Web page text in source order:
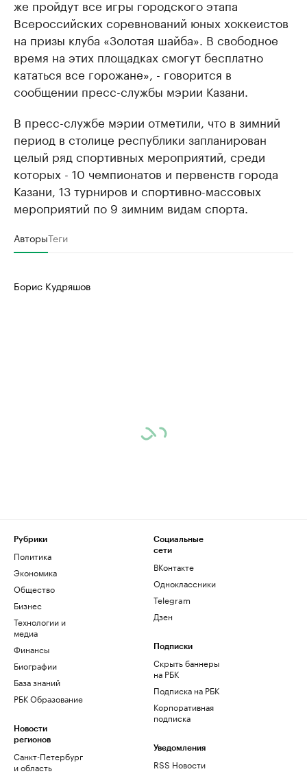
же пройдут все игры городского этапа
Всероссийских соревнований юных хоккеистов
на призы клуба «Золотая шайба». В свободное
время на этих площадках смогут бесплатно
кататься все горожане», - говорится в
сообщении пресс-службы мэрии Казани.
В пресс-службе мэрии отметили, что в зимний
период в столице республики запланирован
целый ряд спортивных мероприятий, среди
которых - 10 чемпионатов и первенств города
Казани, 13 турниров и спортивно-массовых
мероприятий по 9 зимним видам спорта.
АвторыТеги
Борис Кудряшов
Рубрики
Политика
Экономика
Общество
Бизнес
Технологии и
медиа
Финансы
Биографии
База знаний
РБК Образование
Новости
регионов
Санкт-Петербург
и область
Социальные
сети
ВКонтакте
Одноклассники
Telegram
Дзен
Подписки
Скрыть баннеры
на РБК
Подписка на РБК
Корпоративная
подписка
Уведомления
RSS Новости